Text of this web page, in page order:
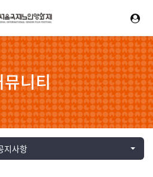
뮤니티
지사항